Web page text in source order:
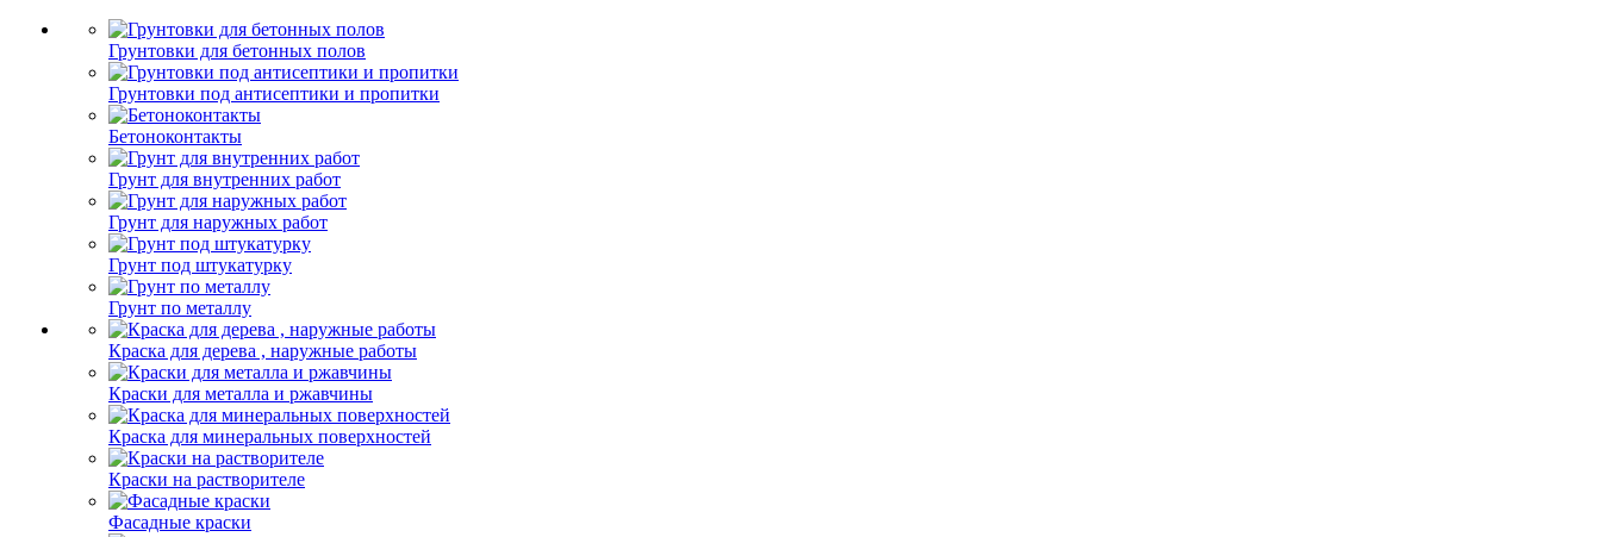
Грунтовки для бетонных полов
Грунтовки под антисептики и пропитки
Бетоноконтакты
Грунт для внутренних работ
Грунт для наружных работ
Грунт под штукатурку
Грунт по металлу
Краска для дерева , наружные работы
Краски для металла и ржавчины
Краска для минеральных поверхностей
Краски на растворителе
Фасадные краски